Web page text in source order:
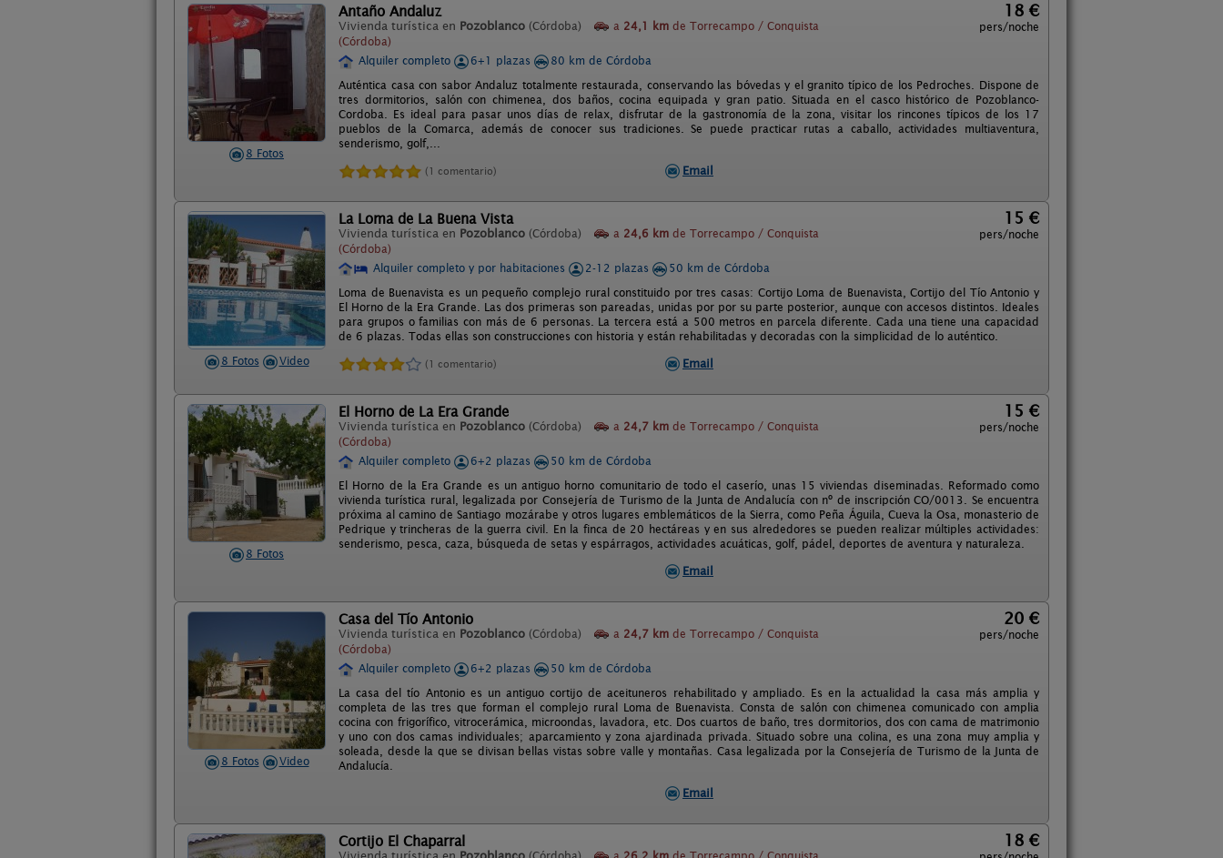
8 Fotos
Antaño Andaluz
Vivienda turística en Pozoblanco (Córdoba) a 24,1 km de Torrecampo / Conquista
(Córdoba)
18 €
pers/noche
Alquiler completo 6+1 plazas
80 km de Córdoba
Auténtica casa con sabor Andaluz totalmente restaurada, conservando las bóvedas y el granito típico de los Pedroches. Dispone de
tres dormitorios, salón con chimenea, dos baños, cocina equipada y gran patio. Situada en el casco histórico de Pozoblanco-
Cordoba. Es ideal para pasar unos días de relax, disfrutar de la gastronomía de la zona, visitar los rincones típicos de los 17
pueblos de la Comarca, además de conocer sus tradiciones. Se puede practicar rutas a caballo, actividades multiaventura,
senderismo, golf,...
(1 comentario) Email
8 Fotos Video
La Loma de La Buena Vista
Vivienda turística en Pozoblanco (Córdoba) a 24,6 km de Torrecampo / Conquista
(Córdoba)
15 €
pers/noche
Alquiler completo y por habitaciones 2-12 plazas
50 km de Córdoba
Loma de Buenavista es un pequeño complejo rural constituido por tres casas: Cortijo Loma de Buenavista, Cortijo del Tío Antonio y
El Horno de la Era Grande. Las dos primeras son pareadas, unidas por por su parte posterior, aunque con accesos distintos. Ideales
para grupos o familias con más de 6 personas. La tercera está a 500 metros en parcela diferente. Cada una tiene una capacidad
de 6 plazas. Todas ellas son construcciones con historia y están rehabilitadas y decoradas con la simplicidad de lo auténtico.
(1 comentario) Email
8 Fotos
El Horno de La Era Grande
Vivienda turística en Pozoblanco (Córdoba) a 24,7 km de Torrecampo / Conquista
(Córdoba)
15 €
pers/noche
Alquiler completo 6+2 plazas
50 km de Córdoba
El Horno de la Era Grande es un antiguo horno comunitario de todo el caserío, unas 15 viviendas diseminadas. Reformado como
vivienda turística rural, legalizada por Consejería de Turismo de la Junta de Andalucía con nº de inscripción CO/0013. Se encuentra
próxima al camino de Santiago mozárabe y otros lugares emblemáticos de la Sierra, como Peña Águila, Cueva la Osa, monasterio de
Pedrique y trincheras de la guerra civil. En la finca de 20 hectáreas y en sus alrededores se pueden realizar múltiples actividades:
senderismo, pesca, caza, búsqueda de setas y espárragos, actividades acuáticas, golf, pádel, deportes de aventura y naturaleza.
Email
8 Fotos Video
Casa del Tío Antonio
Vivienda turística en Pozoblanco (Córdoba) a 24,7 km de Torrecampo / Conquista
(Córdoba)
20 €
pers/noche
Alquiler completo 6+2 plazas
50 km de Córdoba
La casa del tío Antonio es un antiguo cortijo de aceituneros rehabilitado y ampliado. Es en la actualidad la casa más amplia y
completa de las tres que forman el complejo rural Loma de Buenavista. Consta de salón con chimenea comunicado con amplia
cocina con frigorífico, vitrocerámica, microondas, lavadora, etc. Dos cuartos de baño, tres dormitorios, dos con cama de matrimonio
y uno con dos camas individuales; aparcamiento y zona ajardinada privada. Situado sobre una colina, es una zona muy amplia y
soleada, desde la que se divisan bellas vistas sobre valle y montañas. Casa legalizada por la Consejería de Turismo de la Junta de
Andalucía.
Email
Cortijo El Chaparral 18 €